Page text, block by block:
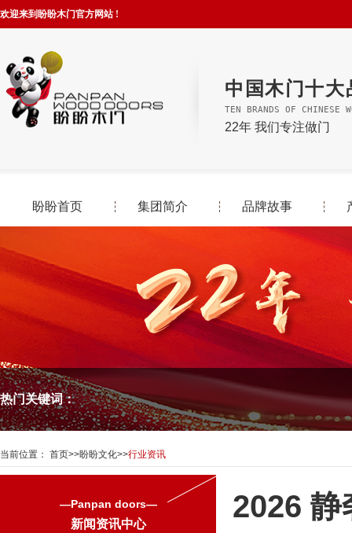
欢迎来到盼盼木门官方网站 !
中国木门十大
TEN BRANDS OF CHINESE
22年 我们专注做门
盼盼首页 集团简介 品牌故事
热门关键词：
当前位置： 首页>>盼盼文化>>行业资讯
—Panpan doors—
新闻资讯中心
2026 静